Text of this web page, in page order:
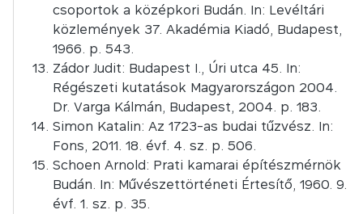
csoportok a középkori Budán. In: Levéltári
közlemények 37. Akadémia Kiadó, Budapest,
1966. p. 543.
Zádor Judit: Budapest I., Úri utca 45. In:
Régészeti kutatások Magyarországon 2004.
Dr. Varga Kálmán, Budapest, 2004. p. 183.
Simon Katalin: Az 1723-as budai tűzvész. In:
Fons, 2011. 18. évf. 4. sz. p. 506.
Schoen Arnold: Prati kamarai építészmérnök
Budán. In: Művészettörténeti Értesítő, 1960. 9.
évf. 1. sz. p. 35.